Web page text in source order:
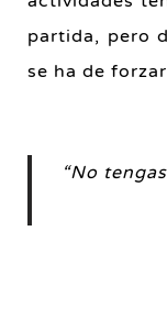
partida, pero
se ha de
“No